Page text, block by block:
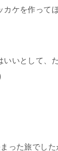
カケを作って
いいとして、
った旅でした